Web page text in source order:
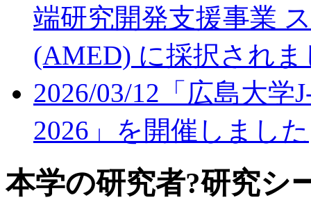
端研究開発支援事業
(AMED) に採択されま
2026/03/12 「広島大
2026」を開催しました
本学の研究者?研究シ